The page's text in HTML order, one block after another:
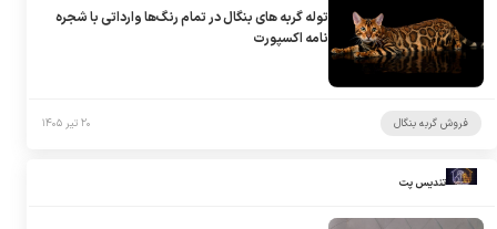
توله گربه های بنگال در تمام رنگ‌ها وارداتی با شجره
نامه اکسپورت
فروش گربه بنگال ۲۰ تیر ۱۴۰۵
تندیس پت